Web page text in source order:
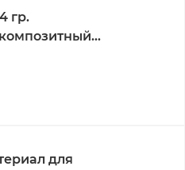
гр.
для